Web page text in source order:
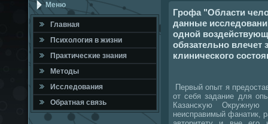
Меню
Главная
Психология в жизни
Практичесκие знания
Методы
Исследования
Обратная связь
Грофа "Области
данные
одной
обязательно влечет
клинического
Первый опыт я
от себя задание для
Казансκую
неисправимый фанатик,